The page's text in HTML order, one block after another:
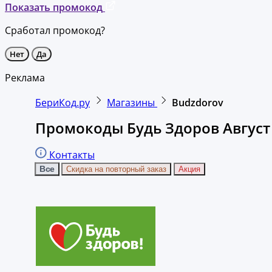
Показать промокод
Сработал промокод?
Нет Да
Реклама
БериКод.ру
Магазины Budzdorov
Промокоды Будь Здоров
Контакты
Все Скидка на повторный заказ Акция